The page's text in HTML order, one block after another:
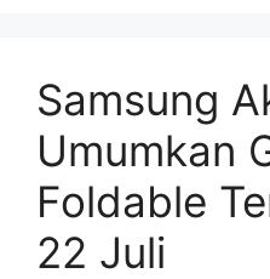
Samsung
Umumkan
Foldable
22 Juli